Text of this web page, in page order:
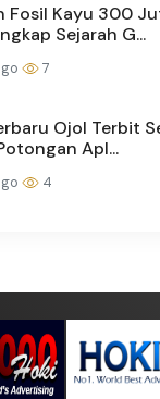
Fosil Kayu 300
Sejarah G...
7
Ojol Terbit
Apl...
4